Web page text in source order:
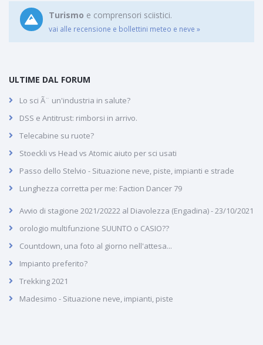
Turismo e comprensori sciistici.
vai alle recensione e bollettini meteo e neve »
ULTIME DAL FORUM
Lo sci Ã¨ un'industria in salute?
DSS e Antitrust: rimborsi in arrivo.
Telecabine su ruote?
Stoeckli vs Head vs Atomic aiuto per sci usati
Passo dello Stelvio - Situazione neve, piste, impianti e strade
Lunghezza corretta per me: Faction Dancer 79
Avvio di stagione 2021/20222 al Diavolezza (Engadina) - 23/10/2021
orologio multifunzione SUUNTO o CASIO??
Countdown, una foto al giorno nell'attesa...
Impianto preferito?
Trekking 2021
Madesimo - Situazione neve, impianti, piste